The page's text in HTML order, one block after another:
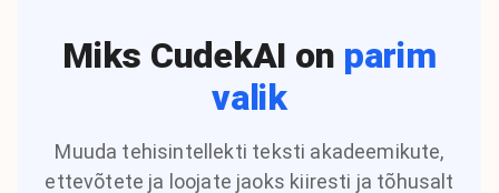
Miks CudekAI on parim
valik
Muuda tehisintellekti teksti akadeemikute,
ettevõtete ja loojate jaoks kiiresti ja tõhusalt